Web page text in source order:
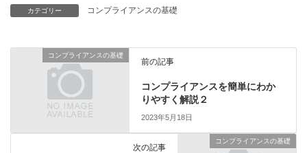
カテゴリー コンプライアンスの基礎
コンプライアンスの基礎
前の記事
コンプライアンスを簡単にわか
りやすく解説２
2023年5月18日
コンプライアンスの基礎
次の記事